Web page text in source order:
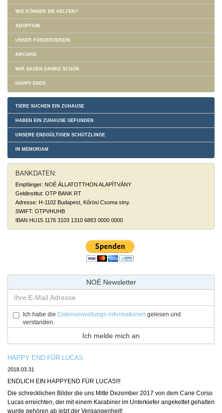
WIE KÖNNEN SIE HELFEN?
ADOPTION
UNSER FÖRDERVEREIN
ARCHIVE
WIR SAGEN DANKE SCHÖN
HAPPY ENDS
TIERE SUCHEN EIN ZUHAUSE
HABEN EIN ZUHAUSE GEFUNDEN
UNSERE ENDGÜLTIGEN SCHÜTZLINGE
IN MEMORIAM
BANKDATEN:
Empfänger: NOÉ ÁLLATOTTHON ALAPÍTVÁNY
Geldinstitut: OTP BANK RT
Adresse: H-1102 Budapest, Kőrösi Csoma stny.
SWIFT: OTPVHUHB
IBAN HU15 1176 3103 1310 6883 0000 0000
NOÉ Newsletter
Ich habe die Datenverwaltungs-informationen gelesen und
verstanden.
HAPPY END FÜR LUCAS
2018.03.31
ENDLICH EIN HAPPYEND FÜR LUCAS!!!
Die schrecklichen Bilder die uns Mitte Dezember 2017 von dem Cane Corso
Lucas erreichten, der mit einem Karabiner im Unterkiefer angekettet gehalten
wurde gehören ab jetzt der Vergangenheit!